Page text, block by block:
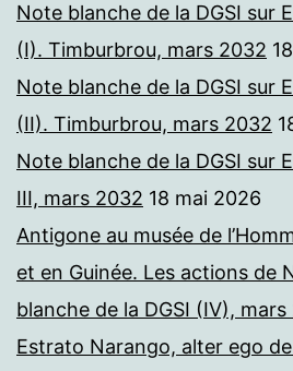
Note blanche de la DGSI sur
(I). Timburbrou, mars 2032
Note blanche de la DGSI sur
(II). Timburbrou, mars 2032
Note blanche de la DGSI sur
III, mars 2032 18 mai 2026
Antigone au musée de
et en Guinée. Les actions de
blanche de la DGSI (IV), mars
Estrato Narango, alter ego